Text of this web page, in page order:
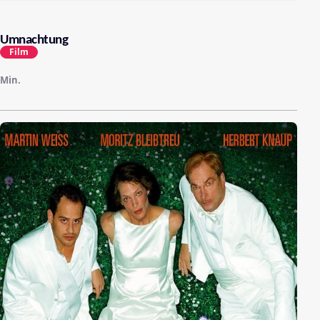
Umnachtung
Min.
Film